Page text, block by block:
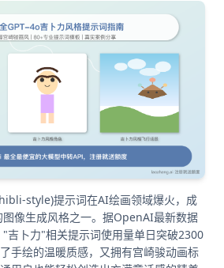
style)提示词在AI绘画领域爆火，成
图像生成风格之一。据OpenAI最新数据
"吉卜力"相关提示词使用量单日突破2300
手绘的温暖质感，又拥有宫崎骏动画标